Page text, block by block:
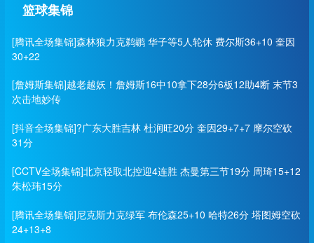
篮球集锦
[腾讯全场集锦]森林狼力克鹈鹕 华子等5人轮休 费尔斯36+10 奎因
30+22
[詹姆斯集锦]越老越妖！詹姆斯16中10拿下28分6板12助4断 末节3
次击地妙传
[抖音全场集锦]?广东大胜吉林 杜润旺20分 奎因29+7+7 摩尔空砍
31分
[CCTV全场集锦]北京轻取北控迎4连胜 杰曼第三节19分 周琦15+12
朱松玮15分
[腾讯全场集锦]尼克斯力克绿军 布伦森25+10 哈特26分 塔图姆空砍
24+13+8